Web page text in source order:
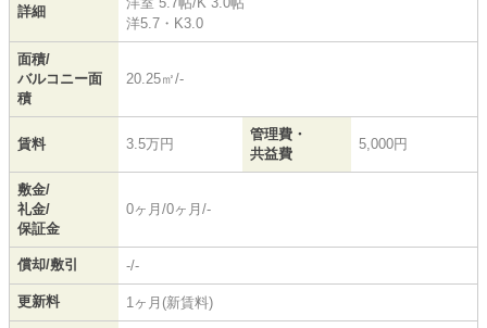
詳細
洋5.7・K3.0
面積/
バルコニー面
積
20.25㎡/-
賃料 3.5万円
管理費・
共益費
5,000円
敷金/
礼金/
保証金
0ヶ月/0ヶ月/-
償却/敷引 -/-
更新料 1ヶ月(新賃料)